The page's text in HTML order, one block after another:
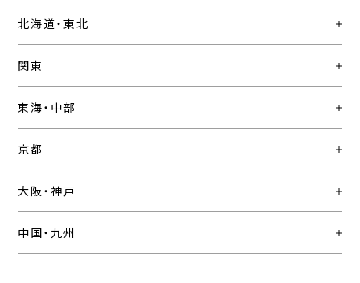
北海道・東北
関東
東海・中部
京都
大阪・神戸
中国・九州